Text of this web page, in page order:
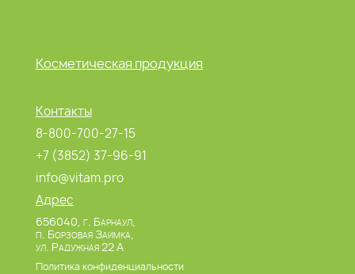
Косметическая продукция
Контакты
8-800-700-27-15
+7 (3852) 37-96-91
info@vitam.pro
Адрес
656040, г. Барнаул,
п. Борзовая Заимка,
ул. Радужная 22 А
Политика конфиденциальности